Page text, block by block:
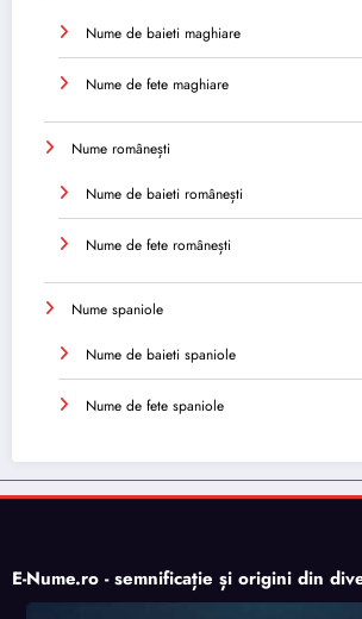
Nume de baieti maghiare
Nume de fete maghiare
Nume românești
Nume de baieti românești
Nume de fete românești
Nume spaniole
Nume de baieti spaniole
Nume de fete spaniole
E-Nume.ro - semnificație și origini din